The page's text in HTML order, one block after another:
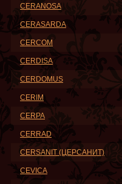
CERANOSA
CERASARDA
CERCOM
CERDISA
CERDOMUS
CERIM
CERPA
CERRAD
CERSANIT (ЦЕРСАНИТ)
CEVICA